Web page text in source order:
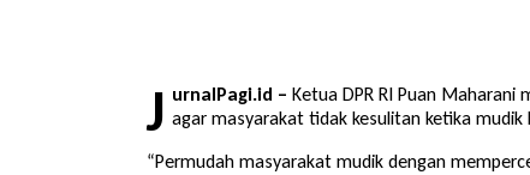
J urnalPagi.id – Ketua DPR RI Puan Maharani
agar masyarakat tidak kesulitan ketika mudik
“Permudah masyarakat mudik dengan